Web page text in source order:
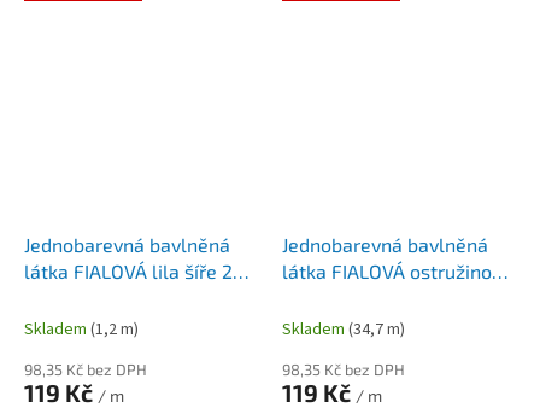
Jednobarevná bavlněná
látka FIALOVÁ lila šíře 240
Skladem (1,2 m)
98,35 Kč bez DPH
119 Kč / m
Jednobarevná bavlněná
látka FIALOVÁ ostružinová
Skladem (34,7 m)
98,35 Kč bez DPH
119 Kč / m